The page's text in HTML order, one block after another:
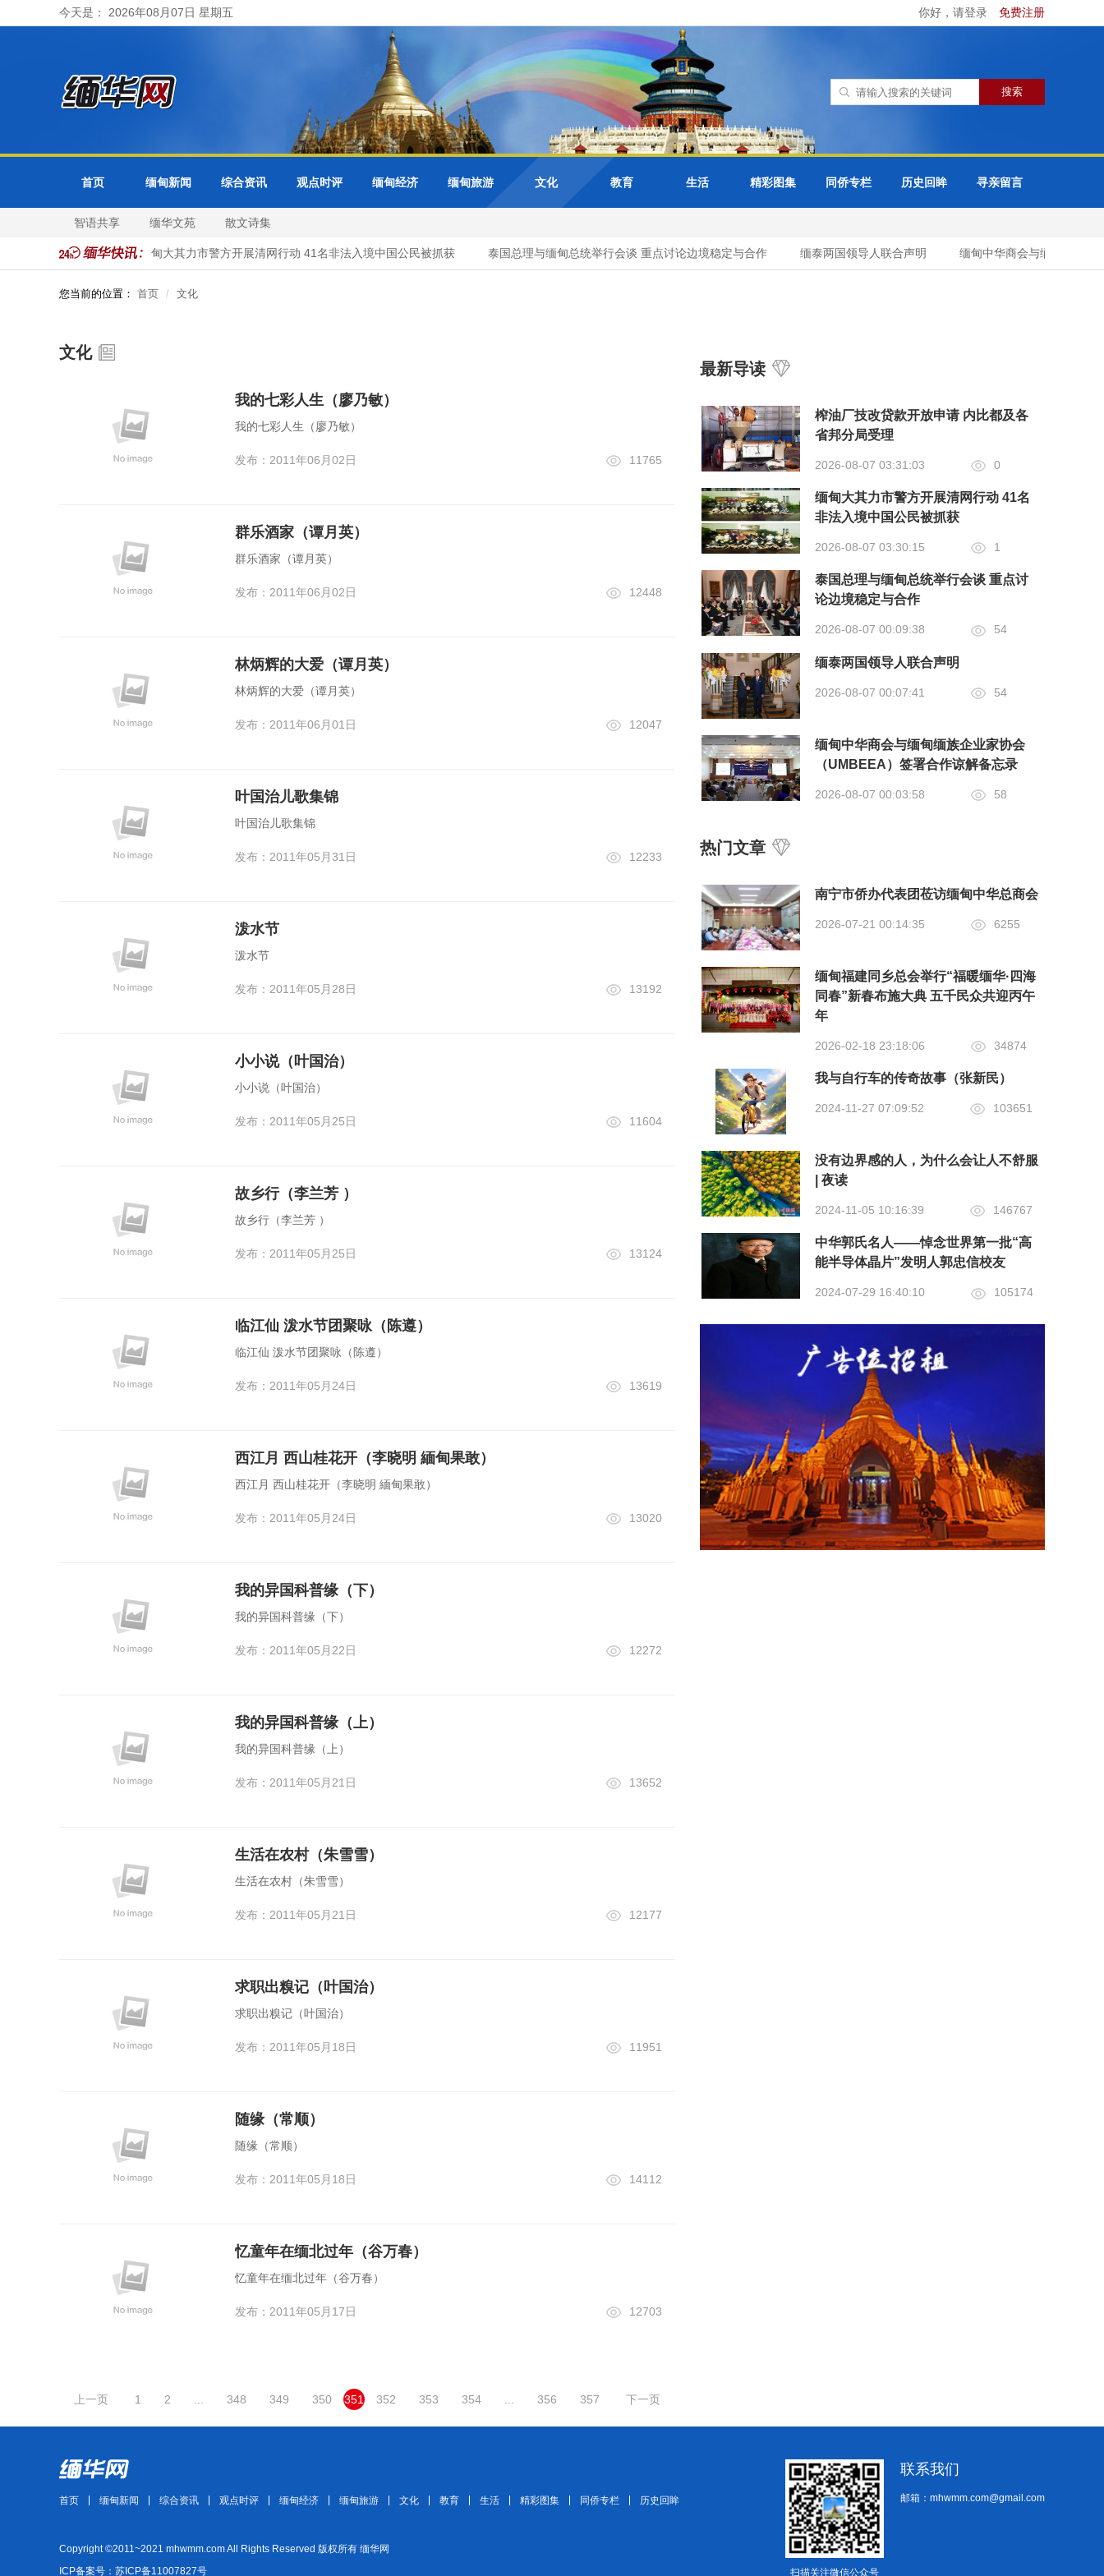
今天是： 2026年08月07日 星期五 你好，请登录 免费注册
首页 缅甸新闻 综合资讯 观点时评 缅甸经济 缅甸旅游 文化 教育 生活 精彩图集 同侨专栏 历史回眸 寻亲留言
智语共享 缅华文苑 散文诗集
各省邦分局受理 缅甸大其力市警方开展清网行动 41名非法入境中国公民被抓获 泰国总理与缅甸总统举行会谈 重点讨论边境稳定与合作 缅泰两国领导人联合声明 缅甸中华商会与缅甸缅族企
您当前的位置： 首页 文化
文化
我的七彩人生（廖乃敏）
我的七彩人生（廖乃敏）
发布：2011年06月02日 11765
群乐酒家（谭月英）
群乐酒家（谭月英）
发布：2011年06月02日 12448
林炳辉的大爱（谭月英）
林炳辉的大爱（谭月英）
发布：2011年06月01日 12047
叶国治儿歌集锦
叶国治儿歌集锦
发布：2011年05月31日 12233
泼水节
泼水节
发布：2011年05月28日 13192
小小说（叶国治）
小小说（叶国治）
发布：2011年05月25日 11604
故乡行（李兰芳 ）
故乡行（李兰芳 ）
发布：2011年05月25日 13124
临江仙 泼水节团聚咏（陈遵）
临江仙 泼水节团聚咏（陈遵）
发布：2011年05月24日 13619
西江月 西山桂花开（李晓明 緬甸果敢）
西江月 西山桂花开（李晓明 緬甸果敢）
发布：2011年05月24日 13020
我的异国科普缘（下）
我的异国科普缘（下）
发布：2011年05月22日 12272
我的异国科普缘（上）
我的异国科普缘（上）
发布：2011年05月21日 13652
生活在农村（朱雪雪）
生活在农村（朱雪雪）
发布：2011年05月21日 12177
求职出糗记（叶国治）
求职出糗记（叶国治）
发布：2011年05月18日 11951
随缘（常顺）
随缘（常顺）
发布：2011年05月18日 14112
忆童年在缅北过年（谷万春）
忆童年在缅北过年（谷万春）
发布：2011年05月17日 12703
上一页 1 2 348 349 350 351 352 353 354 356 357 下一页
最新导读
榨油厂技改贷款开放申请 内比都及各
省邦分局受理
2026-08-07 03:31:03 0
缅甸大其力市警方开展清网行动 41名
非法入境中国公民被抓获
2026-08-07 03:30:15 1
泰国总理与缅甸总统举行会谈 重点讨
论边境稳定与合作
2026-08-07 00:09:38 54
缅泰两国领导人联合声明
2026-08-07 00:07:41 54
缅甸中华商会与缅甸缅族企业家协会
（UMBEEA）签署合作谅解备忘录
2026-08-07 00:03:58 58
热门文章
南宁市侨办代表团莅访缅甸中华总商会
2026-07-21 00:14:35 6255
缅甸福建同乡总会举行“福暖缅华·四海
同春”新春布施大典 五千民众共迎丙午
年
2026-02-18 23:18:06 34874
我与自行车的传奇故事（张新民）
2024-11-27 07:09:52 103651
没有边界感的人，为什么会让人不舒服
| 夜读
2024-11-05 10:16:39 146767
中华郭氏名人——悼念世界第一批“高
能半导体晶片”发明人郭忠信校友
2024-07-29 16:40:10 105174
首页 缅甸新闻 综合资讯 观点时评 缅甸经济 缅甸旅游 文化 教育 生活 精彩图集 同侨专栏 历史回眸
Copyright ©2011~2021 mhwmm.com All Rights Reserved 版权所有 缅华网
ICP备案号：苏ICP备11007827号
扫描关注微信公众号
联系我们
邮箱：mhwmm.com@gmail.com